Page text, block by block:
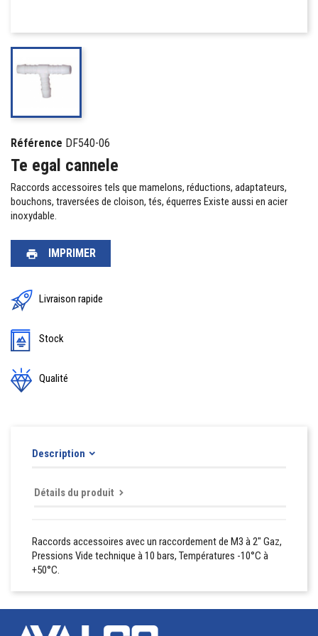
Référence DF540-06
Te egal cannele
Raccords accessoires tels que mamelons, réductions, adaptateurs,
bouchons, traversées de cloison, tés, équerres Existe aussi en acier
inoxydable.
print IMPRIMER
Livraison rapide
Stock
Qualité
Description
Détails du produit
Raccords accessoires avec un raccordement de M3 à 2" Gaz,
Pressions Vide technique à 10 bars, Températures -10°C à
+50°C.